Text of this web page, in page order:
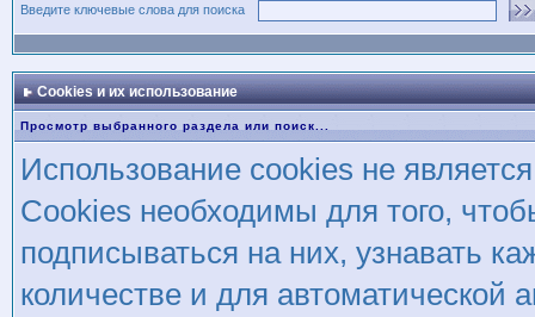
Введите ключевые слова для поиска
Cookies и их использование
Просмотр выбранного раздела или поиск...
Использование cookies не
Cookies необходимы для того,
подписываться на них, узнавать
количестве и для